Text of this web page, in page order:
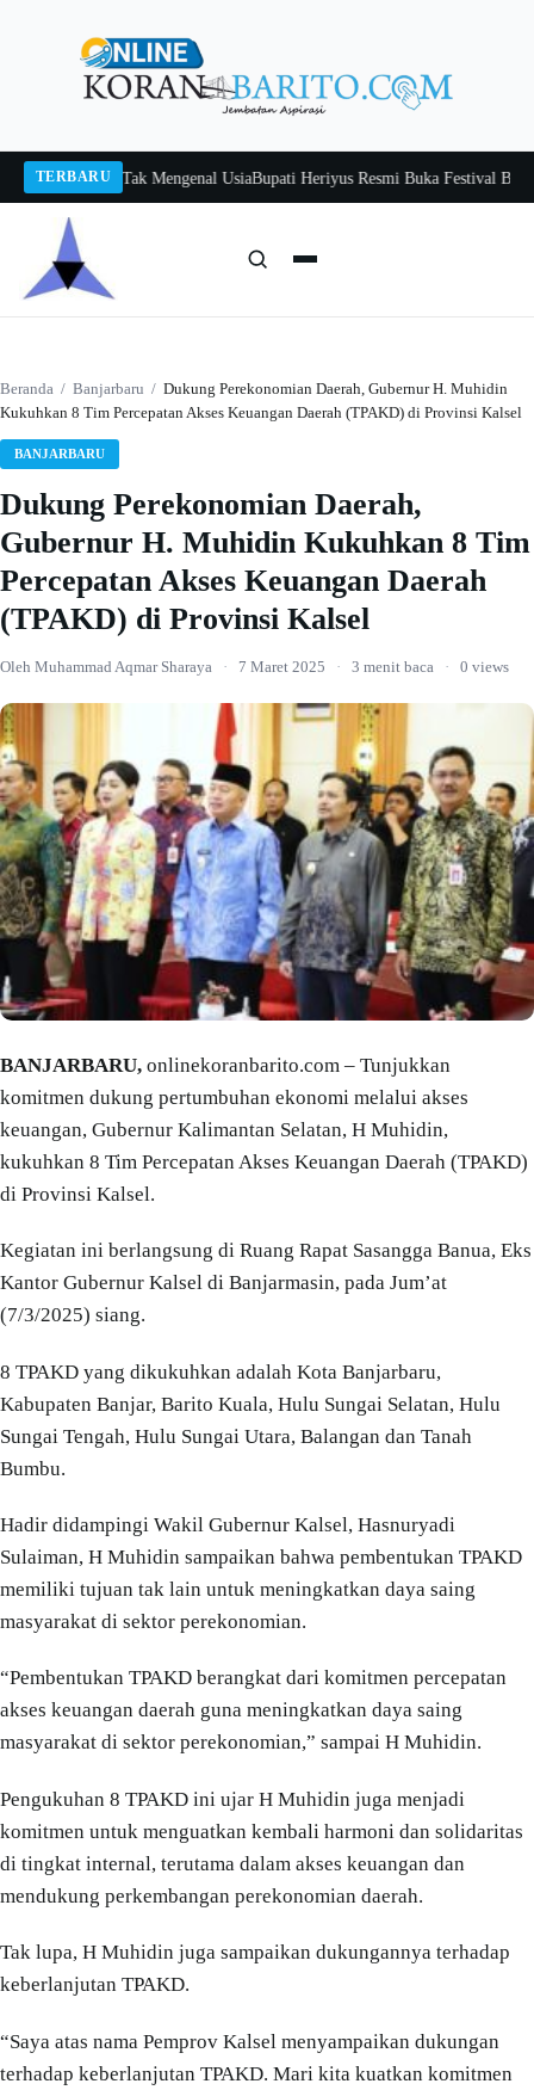
TERBARU
Belajar Tak Mengenal UsiaBupati Heriyus Resmi Buka Festival Budaya
Beranda / Banjarbaru / Dukung Perekonomian Daerah, Gubernur H. Muhidin
Kukuhkan 8 Tim Percepatan Akses Keuangan Daerah (TPAKD) di Provinsi Kalsel
BANJARBARU
Dukung Perekonomian Daerah,
Gubernur H. Muhidin Kukuhkan 8 Tim
Percepatan Akses Keuangan Daerah
(TPAKD) di Provinsi Kalsel
Oleh Muhammad Aqmar Sharaya · 7 Maret 2025 · 3 menit baca · 0 views
BANJARBARU, onlinekoranbarito.com – Tunjukkan
komitmen dukung pertumbuhan ekonomi melalui akses
keuangan, Gubernur Kalimantan Selatan, H Muhidin,
kukuhkan 8 Tim Percepatan Akses Keuangan Daerah (TPAKD)
di Provinsi Kalsel.
Kegiatan ini berlangsung di Ruang Rapat Sasangga Banua, Eks
Kantor Gubernur Kalsel di Banjarmasin, pada Jum’at
(7/3/2025) siang.
8 TPAKD yang dikukuhkan adalah Kota Banjarbaru,
Kabupaten Banjar, Barito Kuala, Hulu Sungai Selatan, Hulu
Sungai Tengah, Hulu Sungai Utara, Balangan dan Tanah
Bumbu.
Hadir didampingi Wakil Gubernur Kalsel, Hasnuryadi
Sulaiman, H Muhidin sampaikan bahwa pembentukan TPAKD
memiliki tujuan tak lain untuk meningkatkan daya saing
masyarakat di sektor perekonomian.
“Pembentukan TPAKD berangkat dari komitmen percepatan
akses keuangan daerah guna meningkatkan daya saing
masyarakat di sektor perekonomian,” sampai H Muhidin.
Pengukuhan 8 TPAKD ini ujar H Muhidin juga menjadi
komitmen untuk menguatkan kembali harmoni dan solidaritas
di tingkat internal, terutama dalam akses keuangan dan
mendukung perkembangan perekonomian daerah.
Tak lupa, H Muhidin juga sampaikan dukungannya terhadap
keberlanjutan TPAKD.
“Saya atas nama Pemprov Kalsel menyampaikan dukungan
terhadap keberlanjutan TPAKD. Mari kita kuatkan komitmen